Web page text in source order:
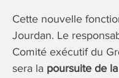
Cette nouvelle
Jourdan. Le
Comité exécutif du
sera la poursuite de